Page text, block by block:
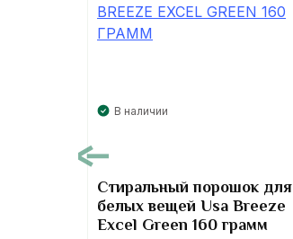
В наличии
Стиральный порошок для
белых вещей Usa Breeze
Excel Green 160 грамм